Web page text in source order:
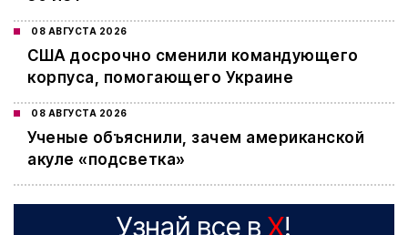
08 АВГУСТА 2026
США досрочно сменили командующего
корпуса, помогающего Украине
08 АВГУСТА 2026
Ученые объяснили, зачем американской
акуле «подсветка»
Узнай все в X!